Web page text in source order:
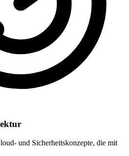
und Sicherheitskonzepte, die mit